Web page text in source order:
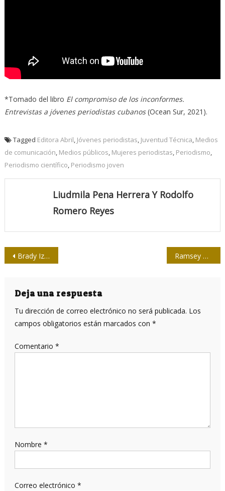
*Tomado del libro El compromiso de los inconformes.
Entrevistas a jóvenes periodistas cubanos(Ocean Sur, 2021).
Tagged Editora Abril, Jóvenes periodistas, Juventud Técnica, Medios
de comunicación, Medios públicos, Mujeres periodistas, Periodismo,
Periodismo científico, Periodismo joven
Liudmila Pena Herrera Y Rodolfo
Romero Reyes
Navegación
entradas
Brady Izquierdo u otro muestrario del mundo Ramsey Clark: Una vida al servicio de los pueblos del mundo
Deja una respuesta
Tu dirección de correo electrónico no será publicada. Los
campos obligatorios están marcados con *
Comentario *
Nombre *
Correo electrónico *